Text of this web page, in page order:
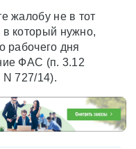
жалобу не в тот
который нужно,
рабочего дня
ФАС (п. 3.12
727/14).